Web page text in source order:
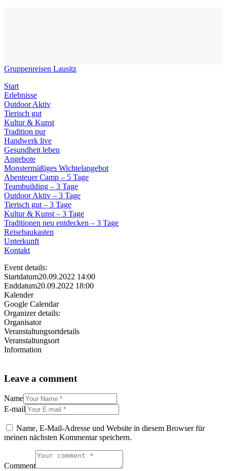
Gruppenreisen Lausitz
Start
Erlebnisse
Outdoor Aktiv
Tierisch gut
Kultur & Kunst
Tradition pur
Handwerk live
Gesundheit leben
Angebote
Monstermäßiges Wichtelangebot
Abenteuer Camp – 5 Tage
Teambuilding – 3 Tage
Outdoor Aktiv – 3 Tage
Tierisch gut – 3 Tage
Kultur & Kunst – 3 Tage
Traditionen neu entdecken – 3 Tage
Reisebaukasten
Unterkunft
Kontakt
Event details:
Startdatum20.09.2022 14:00
Enddatum20.09.2022 18:00
Kalender
Google Calendar
Organizer details:
Organisator
Veranstaltungsortdetails
Veranstaltungsort
Information
Leave a comment
Name
E-mail
Name, E-Mail-Adresse und Website in diesem Browser für
meinen nächsten Kommentar speichern.
Comment